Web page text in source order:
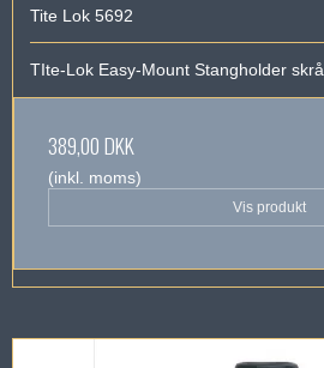
Tite Lok 5692
TIte-Lok Easy-Mount Stangholder skrå.
389,00 DKK
(inkl. moms)
Vis produkt